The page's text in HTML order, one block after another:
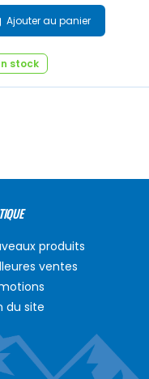
Ajouter au panier
stock
produits
ventes
du site